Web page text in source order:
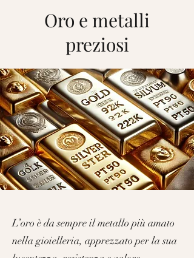
Oro e metalli
preziosi
L’oro è da sempre il metallo più amato
nella gioielleria, apprezzato per la sua